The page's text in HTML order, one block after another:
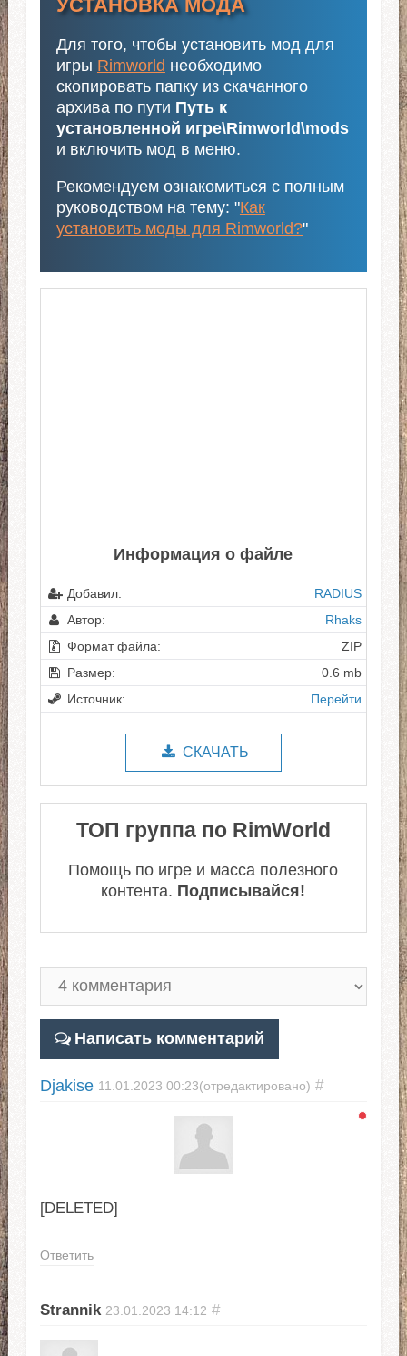
УСТАНОВКА МОДА
Для того, чтобы установить мод для
игры Rimworld необходимо
скопировать папку из скачанного
архива по пути Путь к
установленной игре\Rimworld\mods
и включить мод в меню.
Рекомендуем ознакомиться с полным
руководством на тему: "Как
установить моды для Rimworld?"
Информация о файле
Добавил:
RADIUS
Автор:
Rhaks
Формат файла:
ZIP
Размер:
0.6 mb
Источник:
Перейти
СКАЧАТЬ
ТОП группа по RimWorld
Помощь по игре и масса полезного
контента. Подписывайся!
Написать комментарий
Djakise 11.01.2023 00:23(отредактировано) #
[DELETED]
Ответить
Strannik 23.01.2023 14:12 #